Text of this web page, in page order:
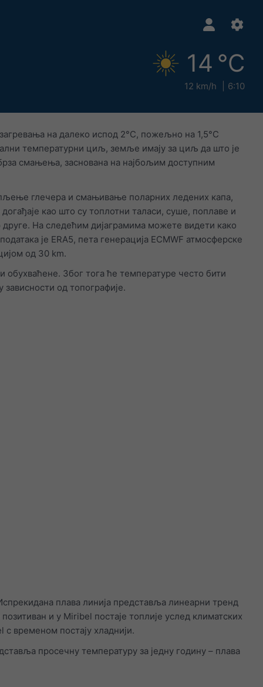
14 °C
12 km/h 6:10
на далеко испод 2°C, пожељно на 1,5°C
температурни циљ, земље имају за циљ да што је
смањења, заснована на најбољим доступним
глечера и смањивање поларних ледених капа,
као што су топлотни таласи, суше, поплаве и
На следећим дијаграмима можете видети како
је ERA5, пета генерација ECMWF атмосферске
од 30 km.
обухваћене. Због тога ће температуре често бити
од топографије.
плава линија представља линеарни тренд
и у Miribel постаје топлије услед климатских
с временом постају хладнији.
просечну температуру за једну годину – плава